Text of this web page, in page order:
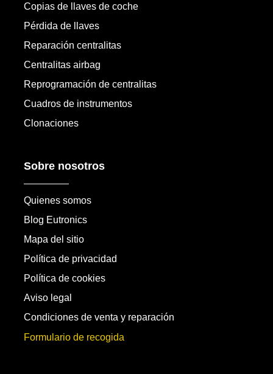
Copias de llaves de coche
Pérdida de llaves
Reparación centralitas
Centralitas airbag
Reprogramación de centralitas
Cuadros de instrumentos
Clonaciones
Sobre nosotros
Quienes somos
Blog Eutronics
Mapa del sitio
Política de privacidad
Política de cookies
Aviso legal
Condiciones de venta y reparación
Formulario de recogida